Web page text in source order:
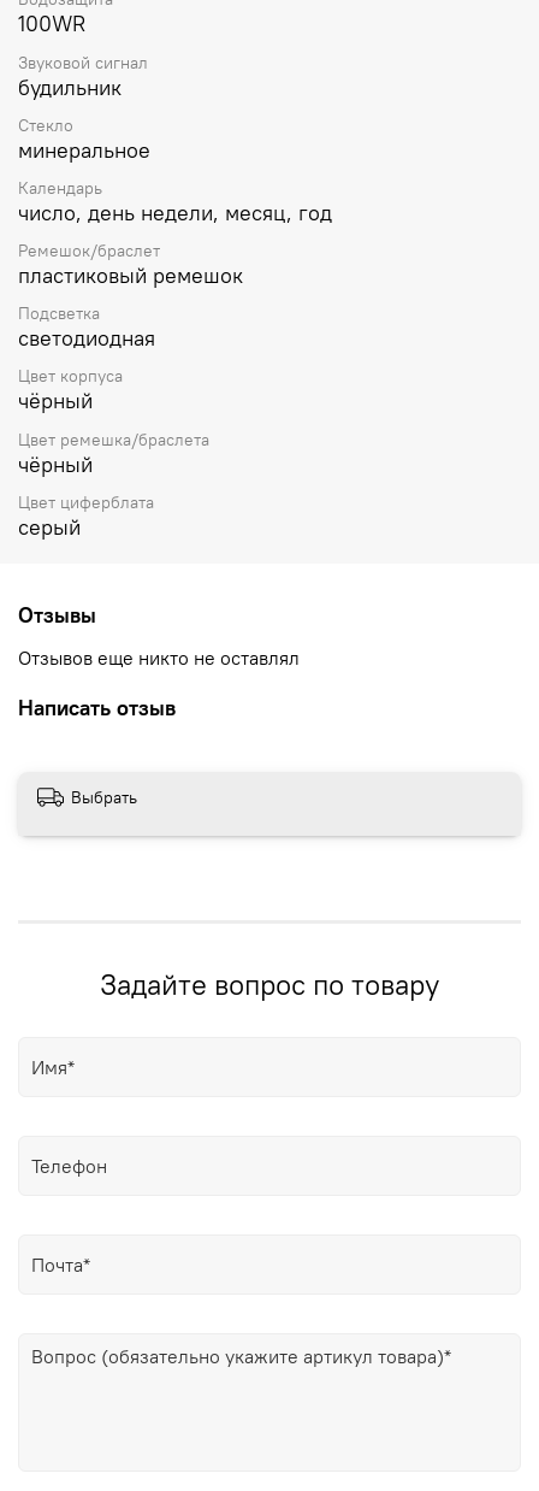
батарейки. Серый ЖК дисплей. Корпус выполнен из
полимерного пластика и нержавеющей стали. Размер
корпуса составляет 51,2 x 44,6 x 13 мм. Черный
пластиковый ремешок, стандартная застежка.
механическим повреждениям. Водостойкость WR 100
(плавание без погружения). Вес примерно 45 г.
100WR
Звуковой сигнал
будильник
Стекло
минеральное
Календарь
число, день недели, месяц, год
Ремешок/браслет
пластиковый ремешок
Подсветка
светодиодная
Цвет корпуса
чёрный
Цвет ремешка/браслета
чёрный
Цвет циферблата
серый
Отзывы
Отзывов еще никто не оставлял
Написать отзыв
Выбрать
Задайте вопрос по товару